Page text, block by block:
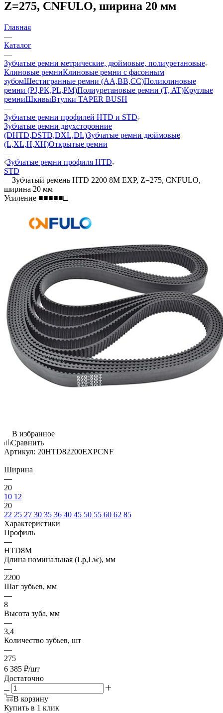
Z=275, CNFULO, ширина 20 мм
Главная
—
Каталог
—
Зубчатые ремни метрические, дюймовые, полиуретановые
Клиновые ремниКлиновые ремни с фасонным
зубомШестигранные ремни (AA,BB,CC)Поликлиновые
ремни (PJ,PK,PL,PM)Полиуретановые ремни (T, AT)Круглые
ремниШкивыВтулки TAPER BUSH
—
Зубчатые ремни профилей HTD и STD
Зубчатые ремни двухсторонние
(DHTD,DSTD,DXL,DL)Зубчатые ремни дюймовые
(L,XL,H,XH)Открытые ремни
—
Зубчатые ремни профиля HTD
STD
—Зубчатый ремень HTD 2200 8M EXP, Z=275, CNFULO,
ширина 20 мм
Усиление ■■■■■□
В избранное
Сравнить
Артикул: 20HTD82200EXPCNF
Ширина
—
20
10 12
20
22 25 27 30 35 36 40 45 50 55 60 62 85
Характеристики
Профиль
—
HTD8M
Длина номинальная (Lp,Lw), мм
—
2200
Шаг зубьев, мм
—
8
Высота зуба, мм
—
3,4
Количество зубьев, шт
—
275
6 385 ₽/шт
Достаточно
В корзину
Купить в 1 клик